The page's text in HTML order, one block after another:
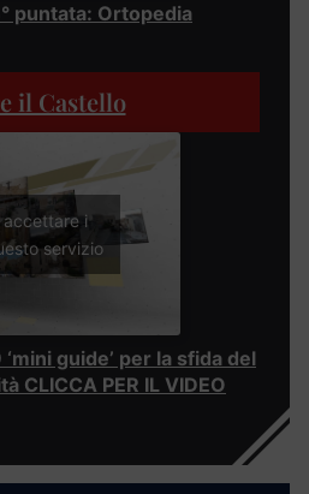
puntata: Ortopedia
il Castello
accettare i
servizio
guide’ per la sfida del
CLICCA PER IL VIDEO